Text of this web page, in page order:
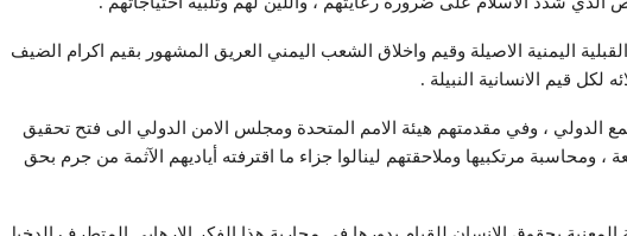
اليمنية الاصيلة وقيم واخلاق الشعب اليمني العريق المشهور بقيم اكرام الضيف
لكل قيم الانسانية النبيلة .
الدولي ، وفي مقدمتهم هيئة الامم المتحدة ومجلس الامن الدولي الى فتح تحقيق
مرتكبيها وملاحقتهم لينالوا جزاء ما اقترفته أياديهم الآثمة من جرم بحق